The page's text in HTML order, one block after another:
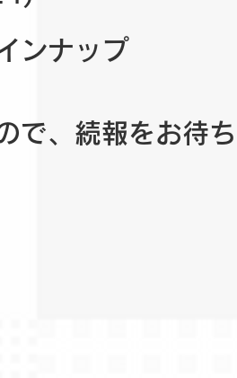
ンナップ
で、続報をお待